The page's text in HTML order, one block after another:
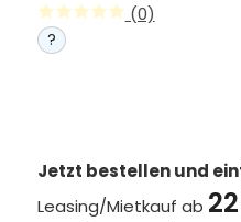
(0)
?
Jetzt bestellen und
Leasing/Mietkauf ab